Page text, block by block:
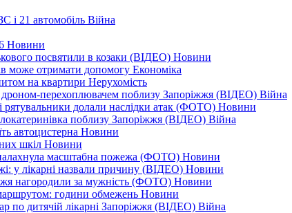
і 21 автомобіль Війна
Новини
посвятили в козаки (ВІДЕО) Новини
може отримати допомогу Економіка
на квартири Нерухомість
перехоплювачем поблизу Запоріжжя (ВІДЕО) Війна
рятувальники долали наслідки атак (ФОТО) Новини
поблизу Запоріжжя (ВІДЕО) Війна
автоцистерна Новини
шкіл Новини
масштабна пожежа (ФОТО) Новини
у лікарні назвали причину (ВІДЕО) Новини
нагородили за мужність (ФОТО) Новини
години обмежень Новини
по дитячій лікарні Запоріжжя (ВІДЕО) Війна